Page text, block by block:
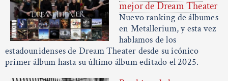
mejor de Dream Theater
Nuevo ranking de álbumes
en Metallerium, y esta vez
hablamos de los
estadounidenses de Dream Theater desde su icónico
primer álbum hasta su último álbum editado el 2025.